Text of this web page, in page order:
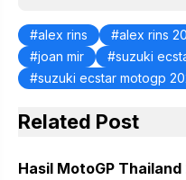
alex rins alex rins
joan mir
suzuki
suzuki ecstar motogp
Related Post
Hasil MotoGP